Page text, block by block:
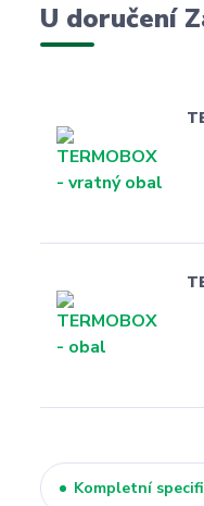
U doručení
Kompletní